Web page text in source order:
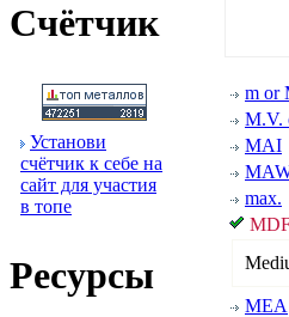
Счётчик
Установи
счётчик к себе на
сайт для участия
в топе
Ресуpсы
m or
M.V.
MAI
max.
MEA